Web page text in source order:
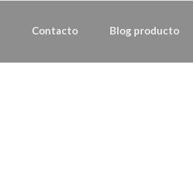
Contacto Blog producto